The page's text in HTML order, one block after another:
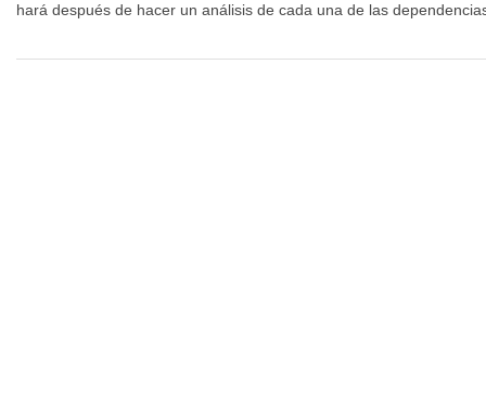
hará después de hacer un análisis de cada una de las